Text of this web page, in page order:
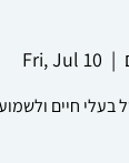
Fri, Jul 10
  |
בעלי חיים